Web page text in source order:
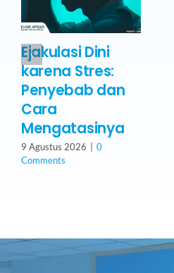
Ejakulasi Dini
karena Stres:
Penyebab dan
Cara
Mengatasinya
9 Agustus 2026
0
Comments